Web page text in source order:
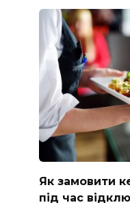
Як замовити
під час